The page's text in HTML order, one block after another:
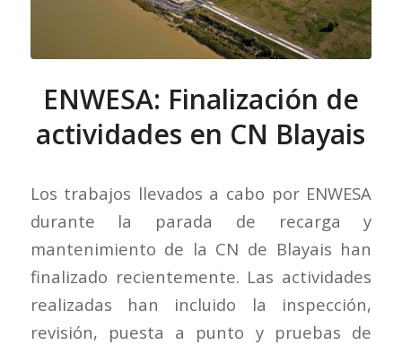
ENWESA: Finalización de
actividades en CN Blayais
Los trabajos llevados a cabo por ENWESA
durante la parada de recarga y
mantenimiento de la CN de Blayais han
finalizado recientemente. Las actividades
realizadas han incluido la inspección,
revisión, puesta a punto y pruebas de